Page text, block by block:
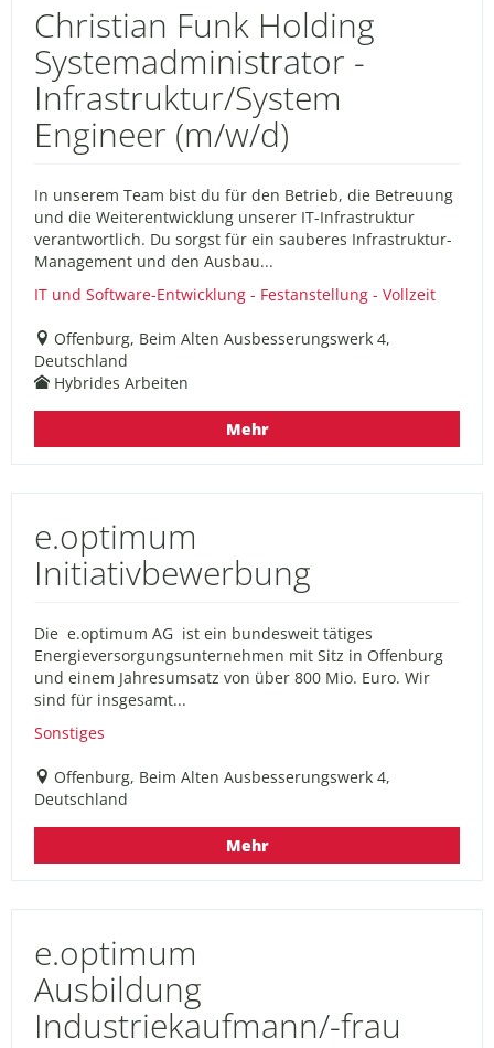
Christian Funk Holding
Systemadministrator -
Infrastruktur/System
Engineer (m/w/d)
In unserem Team bist du für den Betrieb, die Betreuung
und die Weiterentwicklung unserer IT-Infrastruktur
verantwortlich. Du sorgst für ein sauberes Infrastruktur-
Management und den Ausbau...
IT und Software-Entwicklung - Festanstellung - Vollzeit
Offenburg, Beim Alten Ausbesserungswerk 4,
Deutschland
Hybrides Arbeiten
Mehr
e.optimum
Initiativbewerbung
Die e.optimum AG ist ein bundesweit tätiges
Energieversorgungsunternehmen mit Sitz in Offenburg
und einem Jahresumsatz von über 800 Mio. Euro. Wir
sind für insgesamt...
Sonstiges
Offenburg, Beim Alten Ausbesserungswerk 4,
Deutschland
Mehr
e.optimum
Ausbildung
Industriekaufmann/-frau